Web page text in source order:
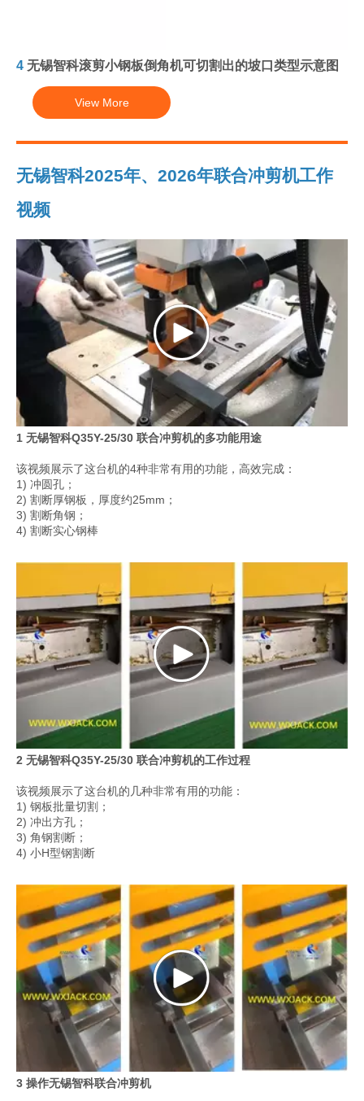
4 无锡智科滚剪小钢板倒角机可切割出的坡口类型示意图
View More
无锡智科2025年、2026年联合冲剪机工作
视频
1 无锡智科Q35Y-25/30 联合冲剪机的多功能用途
该视频展示了这台机的4种非常有用的功能，高效完成：
1) 冲圆孔；
2) 割断厚钢板，厚度约25mm；
3) 割断角钢；
4) 割断实心钢棒
2 无锡智科Q35Y-25/30 联合冲剪机的工作过程
该视频展示了这台机的几种非常有用的功能：
1) 钢板批量切割；
2) 冲出方孔；
3) 角钢割断；
4) 小H型钢割断
3 操作无锡智科联合冲剪机